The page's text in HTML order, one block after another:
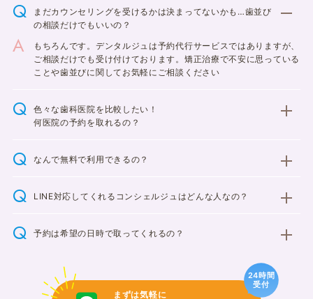
まだカウンセリングを受けるかは決まってないかも…歯並び
の相談だけでもいいの？
もちろんです。デンタルジュは予約代行サービスではありますが、
ご相談だけでも受け付けております。矯正治療で不安に思っている
ことや歯並びに関してお気軽にご相談ください
色々な歯科医院を比較したい！
何医院の予約を取れるの？
なんで無料で利用できるの？
LINE対応してくれるコンシェルジュはどんな人なの？
予約は希望の日時で取ってくれるの？
まずは気軽に
24時間
受付